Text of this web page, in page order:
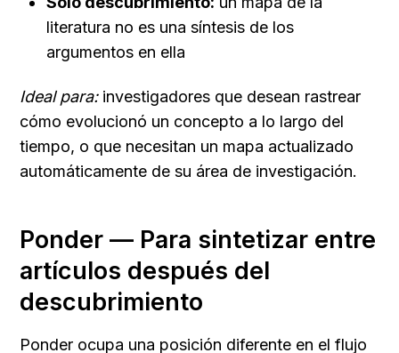
literatura no es una síntesis de los
argumentos en ella
Ideal para: investigadores que desean rastrear
cómo evolucionó un concepto a lo largo del
tiempo, o que necesitan un mapa actualizado
automáticamente de su área de investigación.
Ponder — Para sintetizar entre
artículos después del
descubrimiento
Ponder ocupa una posición diferente en el flujo